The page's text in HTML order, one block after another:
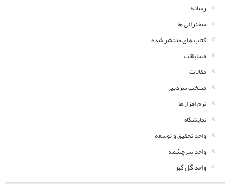
رسانه
سخنرانی ها
کتاب های منتشر شده
مسابقات
مقالات
منتخب سردبیر
نرم افزارها
نمایشگاه
واحد تحقیق و توسعه
واحد سرچشمه
واحد گل گهر